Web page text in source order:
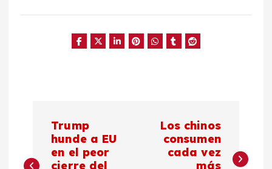
Trump
hunde a EU
en el peor
cierre del
Los chinos
consumen
cada vez
más